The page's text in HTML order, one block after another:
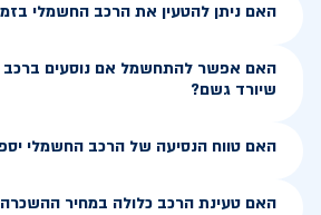
האם ניתן להטעין את הרכב החשמלי
האם אפשר להתחשמל אם נוסעים ברכב
שיורד גשם?
האם טווח הנסיעה של הרכב החשמלי
האם טעינת הרכב כלולה במחיר